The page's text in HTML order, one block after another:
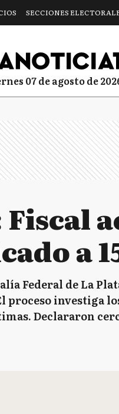
SECCIONES
07 de agosto de
a
Federal de La
proceso investiga
Declararon